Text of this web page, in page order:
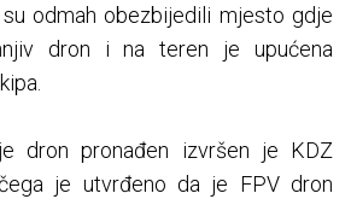
odmah obezbijedili mjesto gdje
dron i na teren јe upućena
dron pronađen izvršen je KDZ
je utvrđeno da je FPV dron